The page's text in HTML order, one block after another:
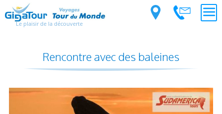
Le plaisir de la découverte
Rencontre avec des baleines